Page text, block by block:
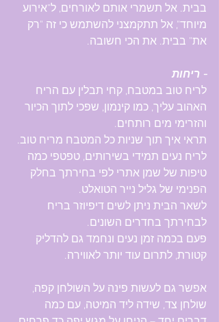
בבית. אל תשמרי אותם לאורחים, ל"אירוע
מיוחד", אל תתקמצני להשתמש כי זה "רק
את" בבית. את הכי חשובה.
- ריחות
לריח טוב במטבח, קחי תבלין עם הריח
האהוב עליך, כמו קינמון, שפכי לתוך הכיור
והזרימי מים רותחים.
תראי איך תוך שניות כל המטבח מריח טוב.
לריח נעים תמידי בשירותים, טפטפי כמה
טיפות של שמן אתרי לפי בחירתך בחלק
הפנימי של גליל נייר הטואלט.
לשאר הבית ניתן לשים דיפיוזר בריח
לבחירתך בחדרים השונים.
פעם בכמה זמן נעים ונחמד גם להדליק
קטורת, לתרום עוד יותר לאווירה.
אפשר גם לעשות פינה על השולחן קפה,
שולחן צד, שידה ליד המיטה, עם כמה